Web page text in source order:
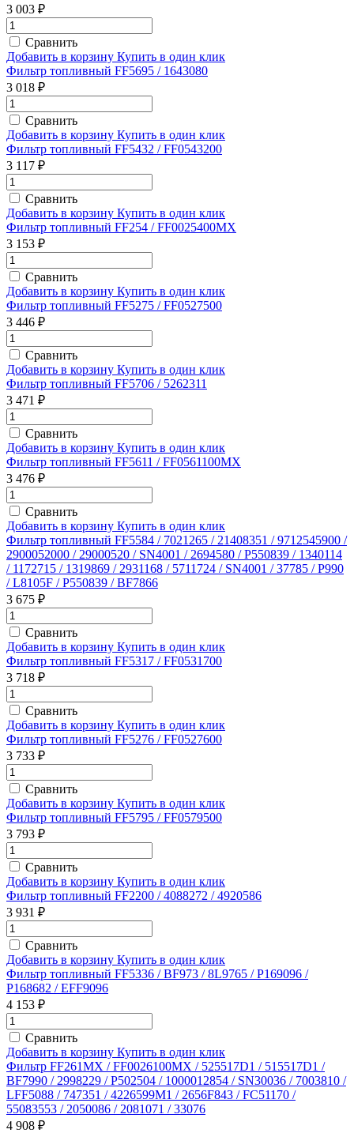
3 003 ₽
Сравнить
Добавить в корзину Купить в один клик
Фильтр топливный FF5695 / 1643080
3 018 ₽
Сравнить
Добавить в корзину Купить в один клик
Фильтр топливный FF5432 / FF0543200
3 117 ₽
Сравнить
Добавить в корзину Купить в один клик
Фильтр топливный FF254 / FF0025400MX
3 153 ₽
Сравнить
Добавить в корзину Купить в один клик
Фильтр топливный FF5275 / FF0527500
3 446 ₽
Сравнить
Добавить в корзину Купить в один клик
Фильтр топливный FF5706 / 5262311
3 471 ₽
Сравнить
Добавить в корзину Купить в один клик
Фильтр топливный FF5611 / FF0561100MX
3 476 ₽
Сравнить
Добавить в корзину Купить в один клик
Фильтр топливный FF5584 / 7021265 / 21408351 / 9712545900 /
2900052000 / 29000520 / SN4001 / 2694580 / P550839 / 1340114
/ 1172715 / 1319869 / 2931168 / 5711724 / SN4001 / 37785 / P990
/ L8105F / P550839 / BF7866
3 675 ₽
Сравнить
Добавить в корзину Купить в один клик
Фильтр топливный FF5317 / FF0531700
3 718 ₽
Сравнить
Добавить в корзину Купить в один клик
Фильтр топливный FF5276 / FF0527600
3 733 ₽
Сравнить
Добавить в корзину Купить в один клик
Фильтр топливный FF5795 / FF0579500
3 793 ₽
Сравнить
Добавить в корзину Купить в один клик
Фильтр топливный FF2200 / 4088272 / 4920586
3 931 ₽
Сравнить
Добавить в корзину Купить в один клик
Фильтр топливный FF5336 / BF973 / 8L9765 / P169096 /
P168682 / EFF9096
4 153 ₽
Сравнить
Добавить в корзину Купить в один клик
Фильтр FF261MX / FF0026100MX / 525517D1 / 515517D1 /
BF7990 / 2998229 / P502504 / 1000012854 / SN30036 / 7003810 /
LFF5088 / 747351 / 4226599M1 / 2656F843 / FC51170 /
55083553 / 2050086 / 2081071 / 33076
4 908 ₽